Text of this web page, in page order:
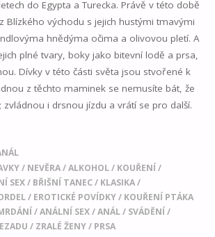
do Egypta a Turecka. Právě v této době
Blízkého východu s jejich hustými tmavými
hnědýma očima a olivovou pletí. A
plné tvary, boky jako bitevní lodě a prsa,
Dívky v této části světa jsou stvořené k
z těchto maminek se nemusíte bát, že
zvládnou i drsnou jízdu a vrátí se pro další.
/ NEVĚRA/ALKOHOL/ KOUŘENÍ /
SEX/ BŘIŠNÍ TANEC/ KLASIKA/
/ EROTICKÉ POVÍDKY/ KOUŘENÍ PTÁKA
/ANÁLNÍ SEX/ANÁL/ SVÁDĚNÍ /
/ ZRALÉ ŽENY/ PRSA